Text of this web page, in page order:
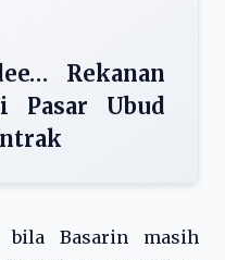
Rekanan
Pasar Ubud
Basarin masih